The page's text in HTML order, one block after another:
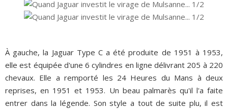
À gauche, la Jaguar Type C a été produite de 1951 à 1953,
elle est équipée d'une 6 cylindres en ligne délivrant 205 à 220
chevaux. Elle a remporté les 24 Heures du Mans à deux
reprises, en 1951 et 1953. Un beau palmarès qu'il l'a faite
entrer dans la légende. Son style a tout de suite plu, il est